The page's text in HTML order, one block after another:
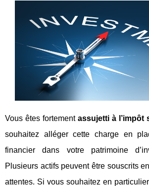
Vous êtes fortementassujetti à l’impôt
souhaitez alléger cette charge en
financier dans votre patrimoine
Plusieurs actifs peuvent être souscrits
attentes. Si vous souhaitez en